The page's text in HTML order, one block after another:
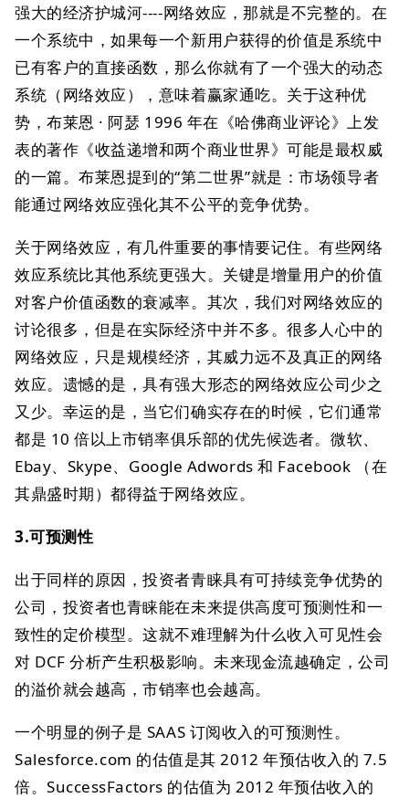
强大的经济护城河----网络效应，那就是不完整的。在
一个系统中，如果每一个新用户获得的价值是系统中
已有客户的直接函数，那么你就有了一个强大的动态
系统（网络效应），意味着赢家通吃。关于这种优
势，布莱恩 · 阿瑟 1996 年在《哈佛商业评论》上发
表的著作《收益递增和两个商业世界》可能是最权威
的一篇。布莱恩提到的“第二世界”就是：市场领导者
能通过网络效应强化其不公平的竞争优势。
关于网络效应，有几件重要的事情要记住。有些网络
效应系统比其他系统更强大。关键是增量用户的价值
对客户价值函数的衰减率。其次，我们对网络效应的
讨论很多，但是在实际经济中并不多。很多人心中的
网络效应，只是规模经济，其威力远不及真正的网络
效应。遗憾的是，具有强大形态的网络效应公司少之
又少。幸运的是，当它们确实存在的时候，它们通常
都是 10 倍以上市销率俱乐部的优先候选者。微软、
Ebay、Skype、Google Adwords 和 Facebook （在
其鼎盛时期）都得益于网络效应。
3.可预测性
出于同样的原因，投资者青睐具有可持续竞争优势的
公司，投资者也青睐能在未来提供高度可预测性和一
致性的定价模型。这就不难理解为什么收入可见性会
对 DCF 分析产生积极影响。未来现金流越确定，公司
的溢价就会越高，市销率也会越高。
一个明显的例子是 SAAS 订阅收入的可预测性。
Salesforce.com 的估值是其 2012 年预估收入的 7.5
倍。SuccessFactors 的估值为 2012 年预估收入的